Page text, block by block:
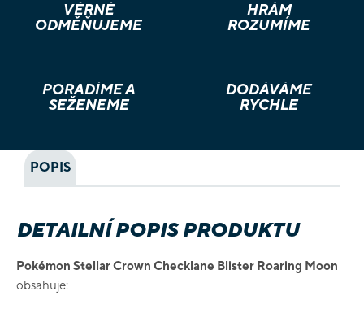
VĚRNÉ
ODMĚŇUJEME
HRÁM
ROZUMÍME
PORADÍME A
SEŽENEME
DODÁVÁME
RYCHLE
POPIS
DETAILNÍ POPIS PRODUKTU
Pokémon Stellar Crown Checklane Blister Roaring Moon
obsahuje: